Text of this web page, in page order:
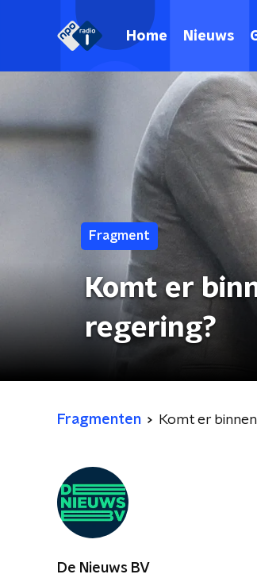
Home Nieuws
Fragment
Komt er
regering?
Fragmenten Komt er
De Nieuws BV